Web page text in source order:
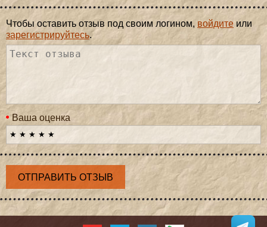
Чтобы оставить отзыв под своим логином, войдите или
зарегистрируйтесь.
Ваша оценка